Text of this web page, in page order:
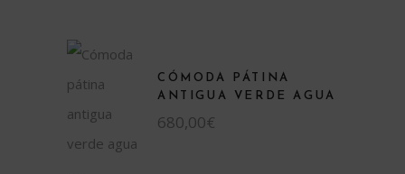
CÓMODA PÁTINA
ANTIGUA VERDE AGUA
680,00€